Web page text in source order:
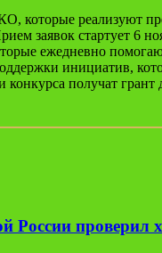
которые реализуют
заявок стартует 6
ежедневно
инициатив,
конкурса получат
России проверил